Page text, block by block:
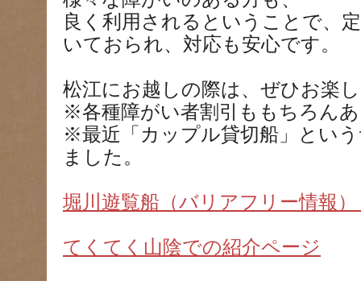
良く利用されるということで、
いておられ、対応も安心です。
松江にお越しの際は、ぜひお楽
※各種障がい者割引ももちろん
※最近「カップル貸切船」とい
ました。
堀川遊覧船（バリアフリー情報）
てくてく山陰での紹介ページ